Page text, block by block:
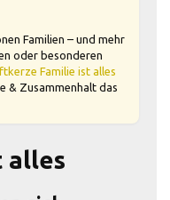
Familien – und mehr
oder besonderen
Familie ist alles
& Zusammenhalt das
alles